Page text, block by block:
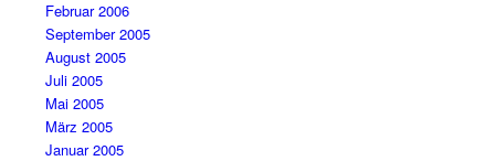
Februar 2006
September 2005
August 2005
Juli 2005
Mai 2005
März 2005
Januar 2005